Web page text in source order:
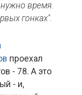
время.
гонках".
проехал
- 78. А это
- и,